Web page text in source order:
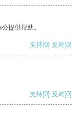
提供帮助。
支持[0] 反对[0]
支持[0] 反对[0]